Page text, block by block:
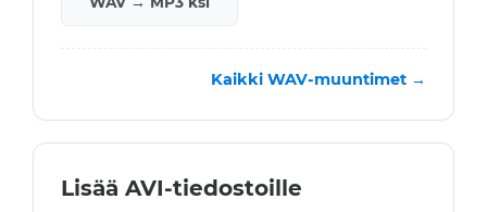
Kaikki WAV-muuntimet →
Lisää AVI-tiedostoille